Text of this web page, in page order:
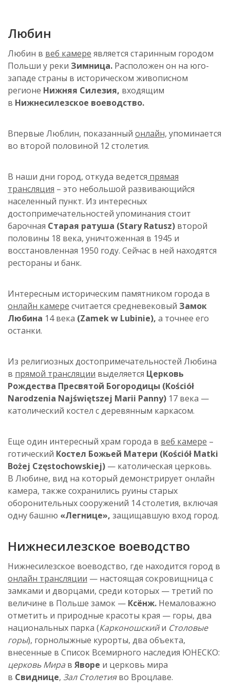
Любин
Любин в веб камере является старинным городом
Польши у реки Зимница. Расположен он на юго-
западе страны в историческом живописном
регионе Нижняя Силезия, входящим
в Нижнесилезское воеводство.
Впервые Люблин, показанный онлайн, упоминается
во второй половиной 12 столетия.
В наши дни город, откуда ведется прямая
трансляция – это небольшой развивающийся
населенный пункт. Из интересных
достопримечательностей упоминания стоит
барочная Старая ратуша (Stary Ratusz) второй
половины 18 века, уничтоженная в 1945 и
восстановленная 1950 году. Сейчас в ней находятся
рестораны и банк.
Интересным историческим памятником города в
онлайн камере считается средневековый Замок
Любина 14 века (Zamek w Lubinie), а точнее его
останки.
Из религиозных достопримечательностей Любина
в прямой трансляции выделяется Церковь
Рождества Пресвятой Богородицы (Kościół
Narodzenia Najświętszej Marii Panny) 17 века —
католический костел с деревянным каркасом.
Еще один интересный храм города в веб камере –
готический Костел Божьей Матери (Kościół Matki
Bożej Częstochowskiej) — католическая церковь.
В Любине, вид на который демонстрирует онлайн
камера, также сохранились руины старых
оборонительных сооружений 14 столетия, включая
одну башню «Легнице», защищавшую вход город.
Нижнесилезское воеводство
Нижнесилезское воеводство, где находится город в
онлайн трансляции — настоящая сокровищница с
замками и дворцами, среди которых — третий по
величине в Польше замок — Ксёнж. Немаловажно
отметить и природные красоты края — горы, два
национальных парка (Карконошскийи Столовые
горы), горнолыжные курорты, два объекта,
внесенные в Список Всемирного наследия ЮНЕСКО:
церковь Мира в Яворе и церковь мира
в Свиднице, Зал Столетияво Вроцлаве.